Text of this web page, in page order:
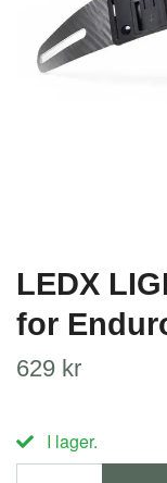
LEDX
for
629 kr
I lager.